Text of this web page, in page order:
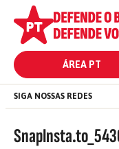
ÁREA PT
SIGA NOSSAS REDES